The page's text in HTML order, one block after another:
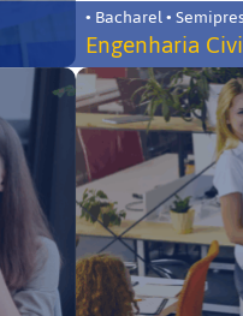
• Bacharel •
Engenharia